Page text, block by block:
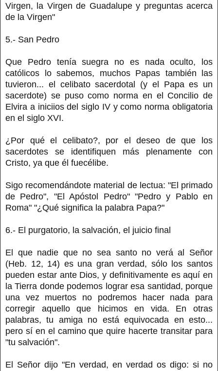
Virgen, la Virgen de Guadalupe y preguntas acerca
de la Virgen"
5.- San Pedro
Que Pedro tenía suegra no es nada oculto, los
católicos lo sabemos, muchos Papas también las
tuvieron... el celibato sacerdotal (y el Papa es un
sacerdote) se puso como norma en el Concilio de
Elvira a iniciios del siglo IV y como norma obligatoria
en el siglo XVI.
¿Por qué el celibato?, por el deseo de que los
sacerdotes se identifiquen más plenamente con
Cristo, ya que él fuecélibe.
Sigo recomendándote material de lectua: "El primado
de Pedro", "El Apóstol Pedro" "Pedro y Pablo en
Roma" "¿Qué significa la palabra Papa?"
6.- El purgatorio, la salvación, el juicio final
El que nadie que no sea santo no verá al Señor
(Heb. 12, 14) es una gran verdad, sólo los santos
pueden estar ante Dios, y definitivamente es aquí en
la Tierra donde podemos lograr esa santidad, porque
una vez muertos no podremos hacer nada para
corregir aquello que hicimos en vida. En otras
palabras, tu amiga no está equivocada en esto...
pero sí en el camino que quire hacerte transitar para
"tu salvación".
El Señor dijo "En verdad, en verdad os digo: si no